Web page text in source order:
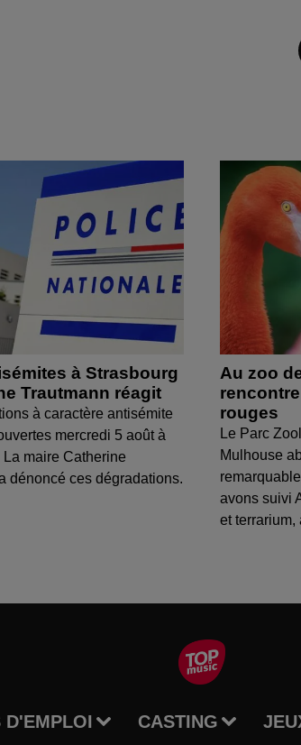
à Strasbourg
Trautmann réagit
à caractère antisémite
mercredi 5 août à
La maire Catherine
dénoncé ces dégradations.
Au zoo
rouges
Le Parc
Mulhouse
avons suivi
et terrarium,
D'EMPLOI CASTING